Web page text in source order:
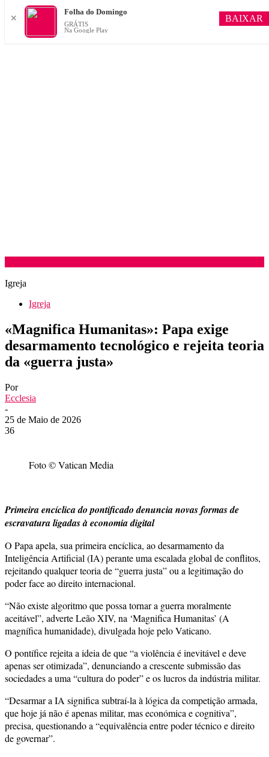
Igreja
Igreja
«Magnifica Humanitas»: Papa exige
desarmamento tecnológico e rejeita teoria
da «guerra justa»
Por
Ecclesia
-
25 de Maio de 2026
36
Foto © Vatican Media
Primeira encíclica do pontificado denuncia novas formas de
escravatura ligadas à economia digital
O Papa apela, sua primeira encíclica, ao desarmamento da
Inteligência Artificial (IA) perante uma escalada global de conflitos,
rejeitando qualquer teoria de “guerra justa” ou a legitimação do
poder face ao direito internacional.
“Não existe algoritmo que possa tornar a guerra moralmente
aceitável”, adverte Leão XIV, na ‘Magnifica Humanitas’ (A
magnífica humanidade), divulgada hoje pelo Vaticano.
O pontífice rejeita a ideia de que “a violência é inevitável e deve
apenas ser otimizada”, denunciando a crescente submissão das
sociedades a uma “cultura do poder” e os lucros da indústria militar.
“Desarmar a IA significa subtraí-la à lógica da competição armada,
que hoje já não é apenas militar, mas económica e cognitiva”,
precisa, questionando a “equivalência entre poder técnico e direito
de governar”.
✕
Folha do Domingo
GRÁTIS
Na Google Play
BAIXAR